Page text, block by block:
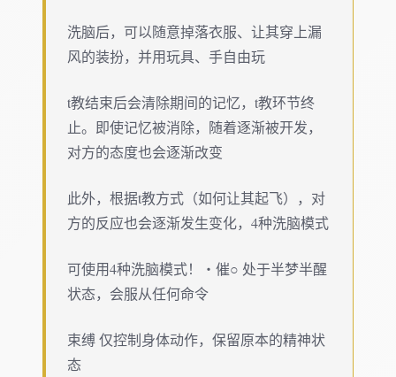
洗脑后，可以随意掉落衣服、让其穿上漏
风的装扮，并用玩具、手自由玩
t教结束后会清除期间的记忆，t教环节终
止。即使记忆被消除，随着逐渐被开发，
对方的态度也会逐渐改变
此外，根据t教方式（如何让其起飞），对
方的反应也会逐渐发生变化，4种洗脑模式
可使用4种洗脑模式！・催○ 处于半梦半醒
状态，会服从任何命令
束缚 仅控制身体动作，保留原本的精神状
态